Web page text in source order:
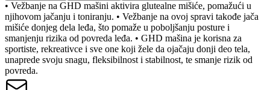
• Vežbanje na GHD mašini aktivira glutealne mišiće, pomažući u
njihovom jačanju i toniranju. • Vežbanje na ovoj spravi takođe jača
mišiće donjeg dela leđa, što pomaže u poboljšanju posture i
smanjenju rizika od povreda leđa. • GHD mašina je korisna za
sportiste, rekreativce i sve one koji žele da ojačaju donji deo tela,
unaprede svoju snagu, fleksibilnost i stabilnost, te smanje rizik od
povreda.